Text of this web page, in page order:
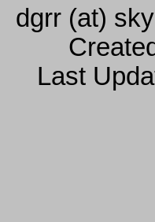
dgrr (at)
Last